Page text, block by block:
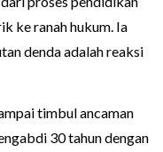
ke ranah hukum. Ia
denda adalah reaksi
timbul ancaman
30 tahun dengan